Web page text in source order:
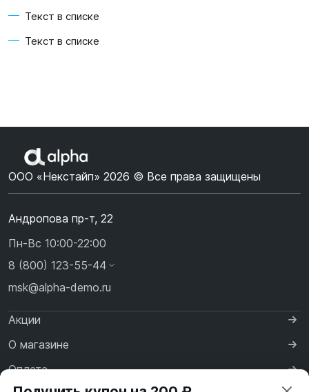
Текст в списке
Текст в списке
ООО «Некстайп» 2026 © Все права защищены
Андропова пр-т, 22
Пн-Вс 10:00-22:00
8 (800) 123-55-44
msk@alpha-demo.ru
Акции
О магазине
Оплата